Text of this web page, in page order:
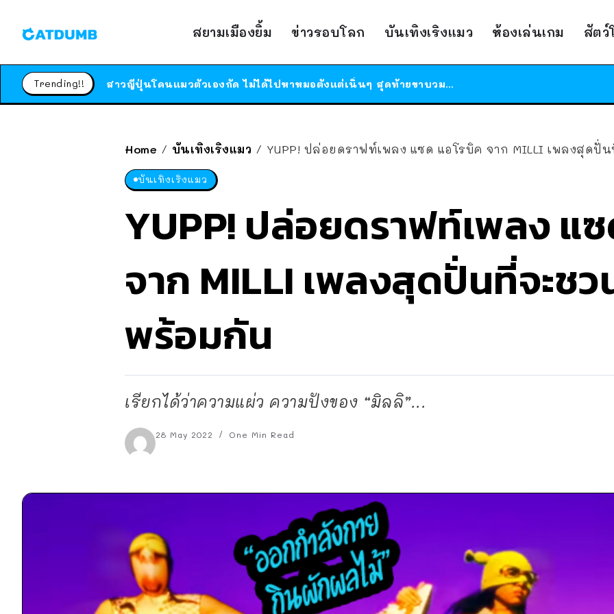
สยามเมืองยิ้ม ข่าวรอบโลก บันเทิงเริงแมว ห้องเล่นเกม สัตว์
Trending!!
ร้านอาหารในนิวยอร์กประกาศปิดตัวลง หลังอยู่มานานกว่า 45 ปี ติดป้ายขอบคุณลูกค้าทุกคน แถมสูตรทำไวท์ซอสให้แบบจัดเต็ม
ได้เวลาเด็กหนวดรวมตัว RF Online Next เปิดให้เล่นแล้ว เกม Sci-Fi MMORPG ระดับตำนาน เล่นได้ทั้งมือถือและ PC
Home / บันเทิงเริงแมว / YUPP! ปล่อยดราฟท์เพลง แซด แอโรบิค จาก MILLI เพลงสุด
บันเทิงเริงแมว
YUPP! ปล่อยดราฟท์เพลง แ
จาก MILLI เพลงสุดปั่นที่จะช
พร้อมกัน
เรียกได้ว่าความแผ่ว ความปังของ “มิลลิ”...
28 May 2022 One Min Read